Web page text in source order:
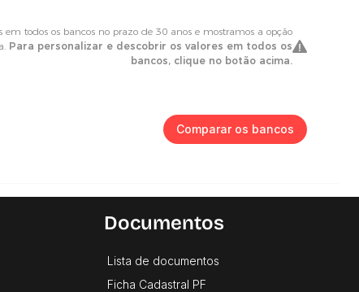
Comparar os bancos
Documentos
Lista de documentos
Ficha Cadastral PF